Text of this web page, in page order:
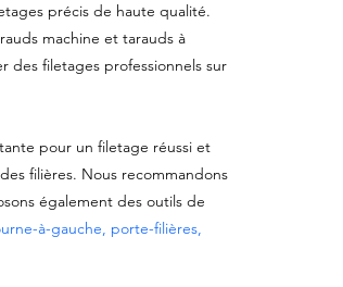
précis de haute qualité.
machine et tarauds à
des filetages professionnels sur
pour un filetage réussi et
filières. Nous recommandons
également des outils de
à-gauche, porte-filières,